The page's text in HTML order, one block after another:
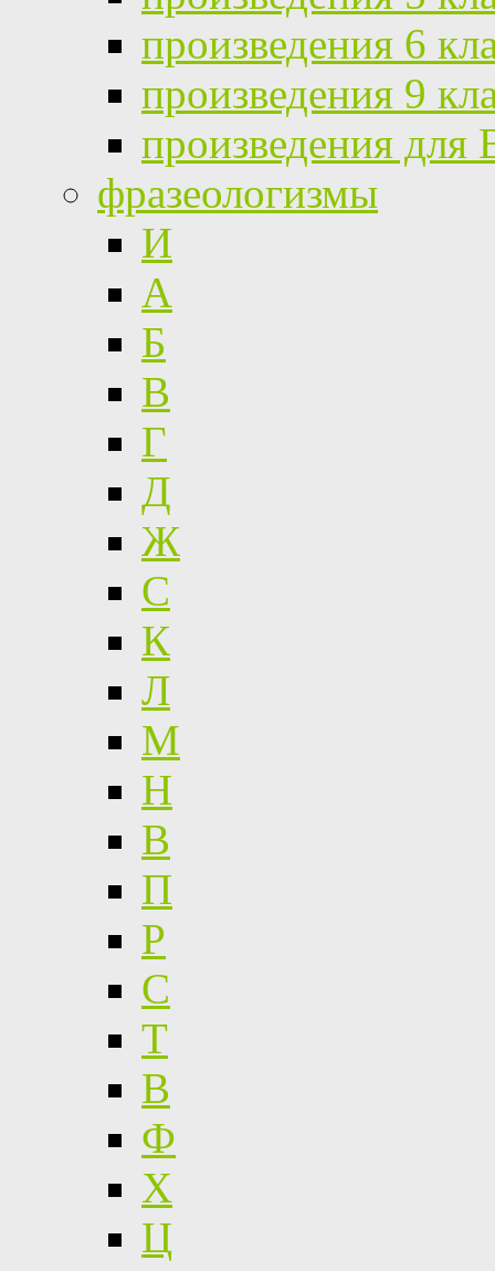
произведения 6
произведения 9
произведения
фразеологизмы
И
А
Б
В
Г
Д
Ж
С
К
Л
М
Н
В
П
Р
С
Т
В
Ф
Х
Ц